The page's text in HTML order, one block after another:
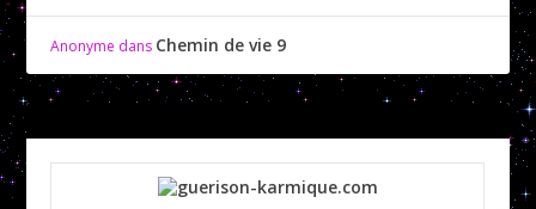
Anonyme dans Chemin de vie 9